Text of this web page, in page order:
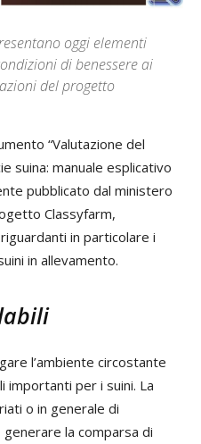
oggi elementi
di benessere ai
del progetto
“Valutazione del
suina: manuale esplicativo
pubblicato dal ministero
Classyfarm,
in particolare i
in allevamento.
l’ambiente circostante
importanti per i suini. La
o in generale di
la comparsa di